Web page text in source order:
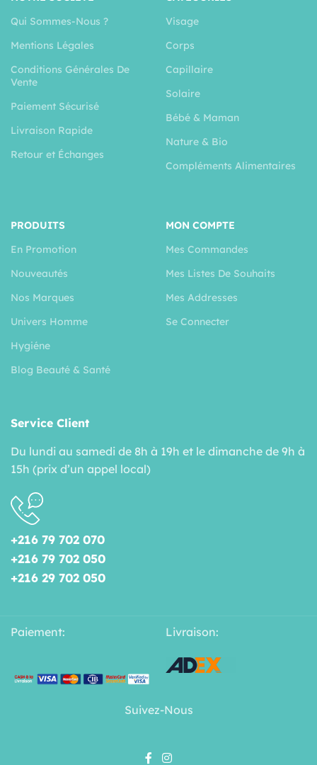
Qui Sommes-Nous ?
Mentions Légales
Conditions Générales De
Vente
Paiement Sécurisé
Livraison Rapide
Retour et Échanges
Visage
Corps
Capillaire
Solaire
Bébé & Maman
Nature & Bio
Compléments Alimentaires
PRODUITS
En Promotion
Nouveautés
Nos Marques
Univers Homme
Hygiéne
Blog Beauté & Santé
MON COMPTE
Mes Commandes
Mes Listes De Souhaits
Mes Addresses
Se Connecter
Service Client
Du lundi au samedi de 8h à 19h et le dimanche de 9h à
15h (prix d’un appel local)
+216 79 702 070
+216 79 702 050
+216 29 702 050
Paiement: Livraison:
Suivez-Nous